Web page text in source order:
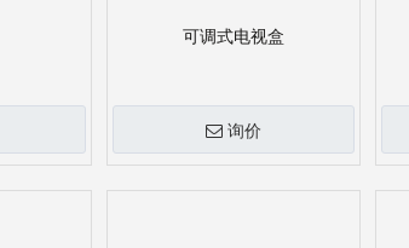
可调式电视盒
询价